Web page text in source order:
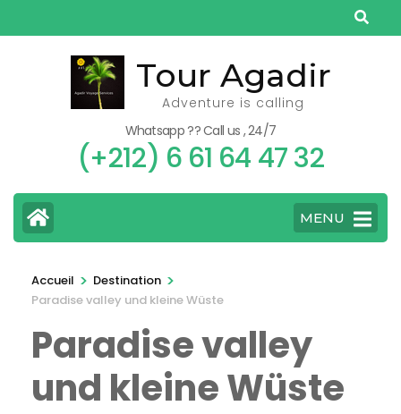
au
Tour Agadir
Adventure is calling
Whatsapp ?? Call us , 24/7
(+212) 6 61 64 47 32
MENU
Accueil > Destination >
Paradise valley und kleine Wüste
Paradise valley
und kleine Wüste